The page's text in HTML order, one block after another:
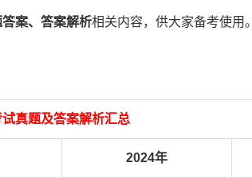
案、答案解析相关内容，供大家备考使用。
真题及答案解析汇总
2024年